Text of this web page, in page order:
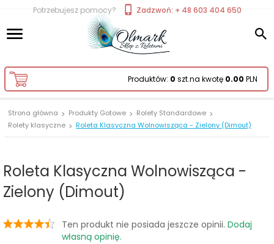
Potrzebujesz pomocy? Zadzwoń: + 48 603 404 650
Produktów: 0 szt.na kwotę 0.00 PLN
Strona główna Produkty Gotowe
Rolety Standardowe
Rolety klasyczne
Roleta Klasyczna Wolnowisząca - Zielony (Dimout)
Roleta Klasyczna Wolnowisząca -
Zielony (Dimout)
Ten produkt nie posiada jeszcze opinii. Dodaj
własną opinię.